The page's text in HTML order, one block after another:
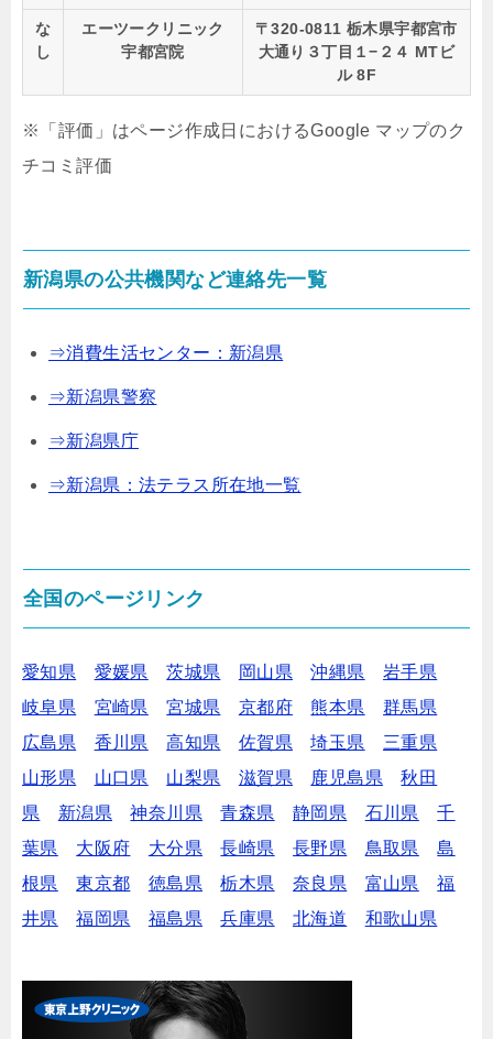
な
し
エーツークリニック
宇都宮院
〒320-0811 栃木県宇都宮市
大通り３丁目１−２４ MTビ
ル 8F
※「評価」はページ作成日におけるGoogle マップのク
チコミ評価
新潟県の公共機関など連絡先一覧
⇒消費生活センター：新潟県
⇒新潟県警察
⇒新潟県庁
⇒新潟県：法テラス所在地一覧
全国のページリンク
愛知県 愛媛県 茨城県 岡山県 沖縄県
岩手県
岐阜県
宮崎県 宮城県 京都府 熊本県
群馬県
広島県
香川県 高知県 佐賀県 埼玉県
三重県
山形県
山口県 山梨県 滋賀県 鹿児島県
秋田
県
新潟県 神奈川県 青森県 静岡県 石川県
千
葉県
大阪府 大分県 長崎県 長野県 鳥取県
島
根県
東京都 徳島県 栃木県 奈良県 富山県
福
井県
福岡県 福島県 兵庫県 北海道 和歌山県